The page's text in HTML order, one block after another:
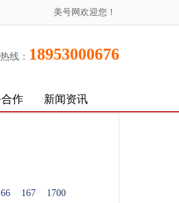
美号网欢迎您！
线： 18953000676
作 新闻资讯
167
1700